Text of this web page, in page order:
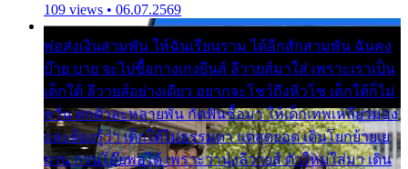
109 views • 06.07.2569
พ่อส่งเงินสามพัน ให้ฉันเรียนราม ได้อีกสักสามพัน ฉันคง
บ๊าย บาย จะไปซื้อกางเกงยีนส์ ลีวายส์มาใส่ เพราะเราเป็น
เด็กใต้ ลีวายส์อย่างเดียว อยากจะโชว์ถึงหิวโซ เด็กใต้ก็ไม่
หวั่น ตกตัวละหลายพัน กัดฟันซื้อมา ให้เด็กเทพเหลียวมอง
และต้องรู้ว่า เด็กใต้ไม่ธรรมดา แต่สุดยอด เดินโยกย้ายเย
ยวน กวนโอ๊ยพอได้ เพราะว่านุ่งลีวายส์ ตัวใหม่ใส่มา เดิน